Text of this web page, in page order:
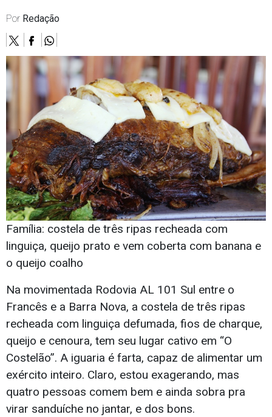
Por Redação
Família: costela de três ripas recheada com
linguiça, queijo prato e vem coberta com banana e
o queijo coalho
Na movimentada Rodovia AL 101 Sul entre o
Francês e a Barra Nova, a costela de três ripas
recheada com linguiça defumada, fios de charque,
queijo e cenoura, tem seu lugar cativo em “O
Costelão”. A iguaria é farta, capaz de alimentar um
exército inteiro. Claro, estou exagerando, mas
quatro pessoas comem bem e ainda sobra pra
virar sanduíche no jantar, e dos bons.